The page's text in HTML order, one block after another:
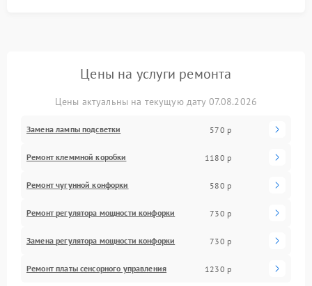
Цены на услуги ремонта
Цены актуальны на текущую дату 07.08.2026
Замена лампы подсветки 570 р
Ремонт клеммной коробки 1180 р
Ремонт чугунной конфорки 580 р
Ремонт регулятора мощности конфорки 730 р
Замена регулятора мощности конфорки 730 р
Ремонт платы сенсорного управления 1230 р